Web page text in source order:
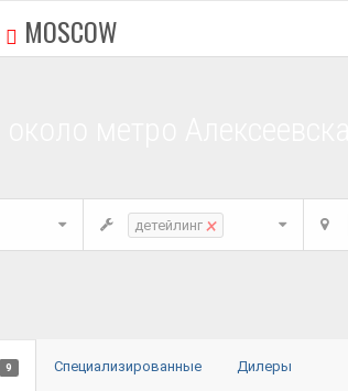
MOSCOW
детейлинг ×
9 Специализированные Дилеры